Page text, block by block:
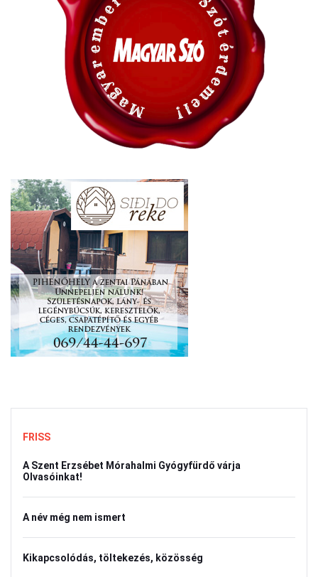
FRISS
A Szent Erzsébet Mórahalmi Gyógyfürdő várja
Olvasóinkat!
A név még nem ismert
Kikapcsolódás, töltekezés, közösség